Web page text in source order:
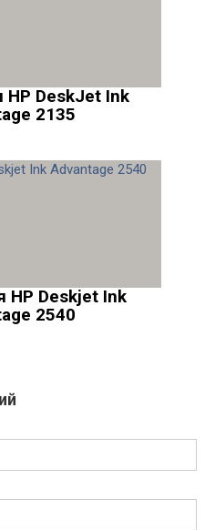
DeskJet Ink
2135
HP Deskjet Ink
2540